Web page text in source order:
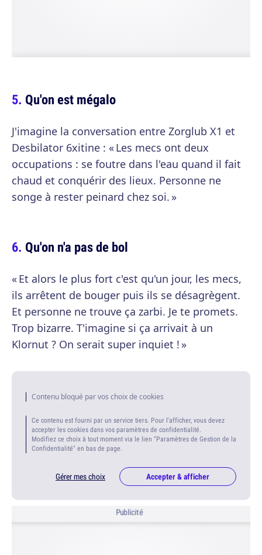
Qu'on est mégalo
J'imagine la conversation entre Zorglub X1 et
Desbilator 6xitine : « Les mecs ont deux
occupations : se foutre dans l'eau quand il fait
chaud et conquérir des lieux. Personne ne
songe à rester peinard chez soi. »
Qu'on n'a pas de bol
« Et alors le plus fort c'est qu'un jour, les mecs,
ils arrêtent de bouger puis ils se désagrègent.
Et personne ne trouve ça zarbi. Je te promets.
Trop bizarre. T'imagine si ça arrivait à un
Klornut ? On serait super inquiet ! »
Contenu bloqué par vos choix de cookies
Ce contenu est fourni par un service tiers. Pour l'afficher, vous devez
accepter les cookies dans vos paramètres de confidentialité.
Modifiez ce choix à tout moment via le lien "Paramètres de Gestion de la
Confidentialité" en bas de page.
Gérer mes choix Accepter & afficher
Publicité